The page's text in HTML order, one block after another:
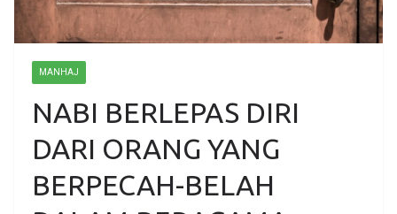
MANHAJ
NABI BERLEPAS DIRI
DARI ORANG YANG
BERPECAH-BELAH